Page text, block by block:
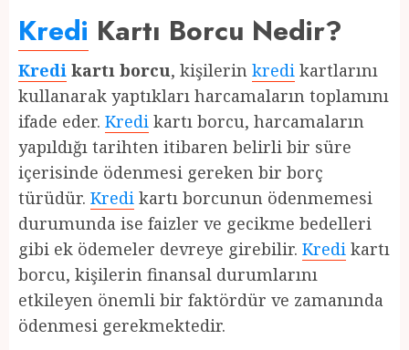
Kredi Kartı Borcu Nedir?
Kredi kartı borcu, kişilerin kredi kartlarını
kullanarak yaptıkları harcamaların toplamını
ifade eder. Kredi kartı borcu, harcamaların
yapıldığı tarihten itibaren belirli bir süre
içerisinde ödenmesi gereken bir borç
türüdür. Kredi kartı borcunun ödenmemesi
durumunda ise faizler ve gecikme bedelleri
gibi ek ödemeler devreye girebilir. Kredi kartı
borcu, kişilerin finansal durumlarını
etkileyen önemli bir faktördür ve zamanında
ödenmesi gerekmektedir.